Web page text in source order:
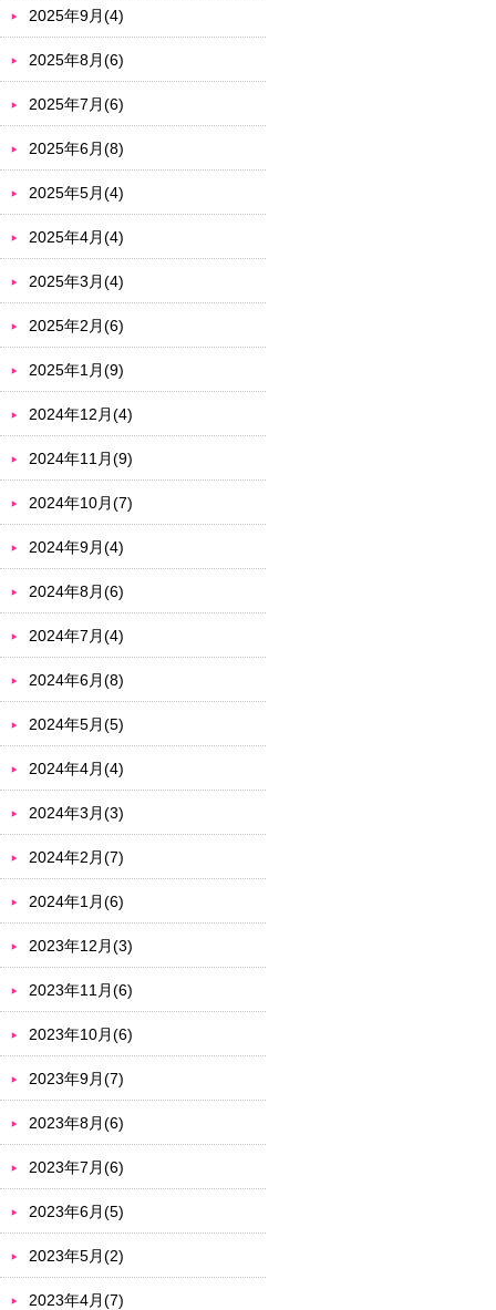
2025年9月(4)
2025年8月(6)
2025年7月(6)
2025年6月(8)
2025年5月(4)
2025年4月(4)
2025年3月(4)
2025年2月(6)
2025年1月(9)
2024年12月(4)
2024年11月(9)
2024年10月(7)
2024年9月(4)
2024年8月(6)
2024年7月(4)
2024年6月(8)
2024年5月(5)
2024年4月(4)
2024年3月(3)
2024年2月(7)
2024年1月(6)
2023年12月(3)
2023年11月(6)
2023年10月(6)
2023年9月(7)
2023年8月(6)
2023年7月(6)
2023年6月(5)
2023年5月(2)
2023年4月(7)